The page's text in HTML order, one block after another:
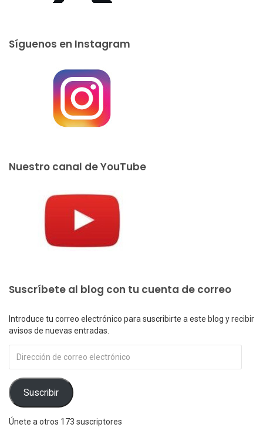
Síguenos en Instagram
Nuestro canal de YouTube
Suscríbete al blog con tu cuenta de correo
Introduce tu correo electrónico para suscribirte a este blog y recibir
avisos de nuevas entradas.
de
electrónico
Suscribir
Únete a otros 173 suscriptores